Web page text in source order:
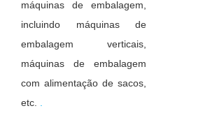
máquinas de embalagem,
incluindo máquinas de
embalagem verticais,
máquinas de embalagem
com alimentação de sacos,
etc.